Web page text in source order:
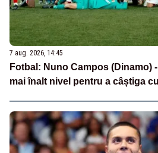
7 aug. 2026, 14:45
Fotbal: Nuno Campos (Dinamo)
mai înalt nivel pentru a câștiga